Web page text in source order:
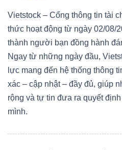
Vietstock – Cổng thông tin tài
thức hoạt động từ ngày 02/08/
thành người bạn đồng hành
Ngay từ những ngày đầu,
lực mang đến hệ thống thông
xác – cập nhật – đầy đủ, giúp
rộng và tự tin đưa ra quyết
mình.
Báo
cáo
phân